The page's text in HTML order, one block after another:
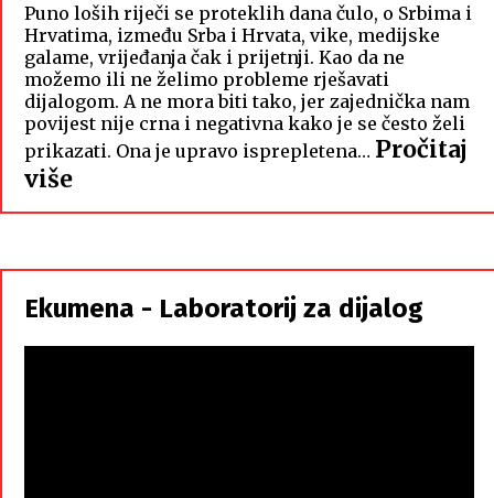
Puno loših riječi se proteklih dana čulo, o Srbima i
Hrvatima, između Srba i Hrvata, vike, medijske
galame, vrijeđanja čak i prijetnji. Kao da ne
možemo ili ne želimo probleme rješavati
dijalogom. A ne mora biti tako, jer zajednička nam
povijest nije crna i negativna kako je se često želi
prikazati. Ona je upravo isprepletena… Pročitaj
više:
Hrvati
Srbi,
istorodna
braća
Ekumena - Laboratorij za dijalog